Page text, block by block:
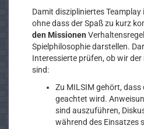
Damit diszipliniertes
ohne dass der Spaß zu kurz
den Missionen
Spielphilosophie darstellen.
Interessierte prüfen, ob wir
sind:
Zu MILSIM gehört, dass
geachtet wird.
sind auszuführen,
während des Einsatzes